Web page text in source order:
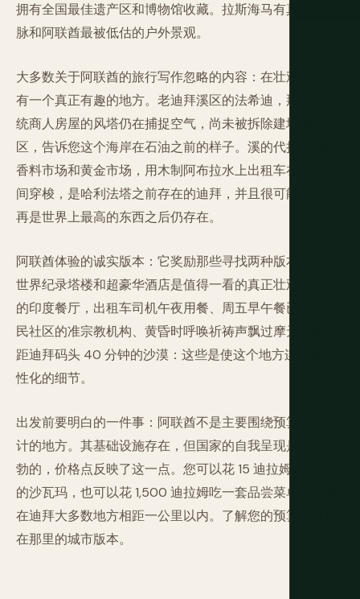
拥有全国最佳遗产区和博物馆收藏。拉斯海马有真正的山
脉和阿联酋最被低估的户外景观。
大多数关于阿联酋的旅行写作忽略的内容：在壮观之下，
有一个真正有趣的地方。老迪拜溪区的法希迪，那里的传
统商人房屋的风塔仍在捕捉空气，尚未被拆除建塔的社
区，告诉您这个海岸在石油之前的样子。溪的代拉一侧的
香料市场和黄金市场，用木制阿布拉水上出租车在两岸之
间穿梭，是哈利法塔之前存在的迪拜，并且很可能在它不
再是世界上最高的东西之后仍存在。
阿联酋体验的诚实版本：它奖励那些寻找两种版本的人。
世界纪录塔楼和超豪华酒店是值得一看的真正壮观。代拉
的印度餐厅，出租车司机午夜用餐、周五早午餐已成为侨
民社区的准宗教机构、黄昏时呼唤祈祷声飘过摩天大楼、
距迪拜码头 40 分钟的沙漠：这些是使这个地方连贯和人
性化的细节。
出发前要明白的一件事：阿联酋不是主要围绕预算旅行设
计的地方。其基础设施存在，但国家的自我呈现是雄心勃
勃的，价格点反映了这一点。您可以花 15 迪拉姆吃一个好
的沙瓦玛，也可以花 1,500 迪拉姆吃一套品尝菜单，两者
在迪拜大多数地方相距一公里以内。了解您的预算以及您
在那里的城市版本。